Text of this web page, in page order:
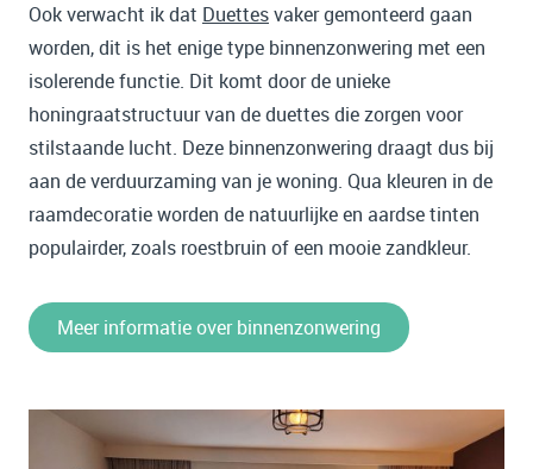
Ook verwacht ik dat Duettesvaker gemonteerd gaan
worden, dit is het enige type binnenzonwering met een
isolerende functie. Dit komt door de unieke
honingraatstructuur van de duettes die zorgen voor
stilstaande lucht. Deze binnenzonwering draagt dus bij
aan de verduurzaming van je woning. Qua kleuren in de
raamdecoratie worden de natuurlijke en aardse tinten
populairder, zoals roestbruin of een mooie zandkleur.
Meer informatie over binnenzonwering